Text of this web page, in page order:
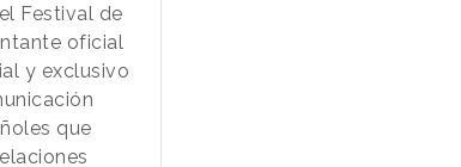
Festival de
oficial
y exclusivo
que